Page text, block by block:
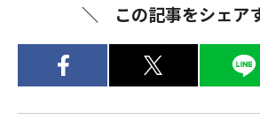
この記事をシェア